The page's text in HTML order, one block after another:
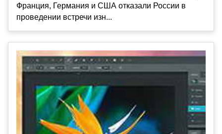
Франция, Германия и США отказали России в
проведении встречи изн...